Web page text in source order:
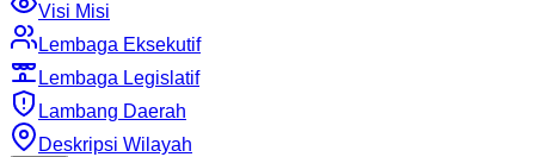
Visi Misi
Lembaga Eksekutif
Lembaga Legislatif
Lambang Daerah
Deskripsi Wilayah